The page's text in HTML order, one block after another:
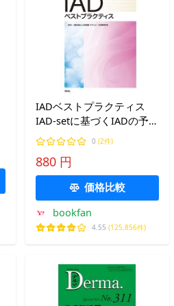
IADベストプラクティス
IAD‐setに基づくIADの予防
と管理/日本創傷・オスト
ミー・失禁管理学会
0 (2件)
880 円
価格比較
bookfan
4.55 (125,856件)